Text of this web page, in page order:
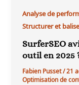
Analyse de
Structurer et
SurferSEO
outil en 2025
Fabien Pusset/21
Optimisation de